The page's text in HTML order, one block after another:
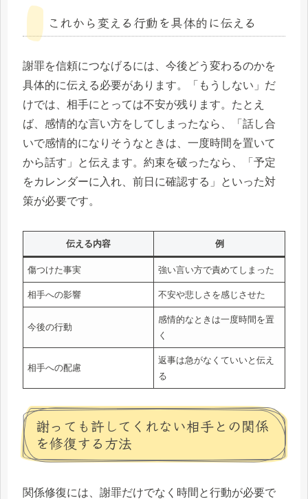
これから変える行動を具体的に伝える
謝罪を信頼につなげるには、今後どう変わるのかを
具体的に伝える必要があります。「もうしない」だ
けでは、相手にとっては不安が残ります。たとえ
ば、感情的な言い方をしてしまったなら、「話し合
いで感情的になりそうなときは、一度時間を置いて
から話す」と伝えます。約束を破ったなら、「予定
をカレンダーに入れ、前日に確認する」といった対
策が必要です。
伝える内容 例
傷つけた事実 強い言い方で責めてしまった
相手への影響 不安や悲しさを感じさせた
今後の行動
感情的なときは一度時間を置
く
相手への配慮
返事は急がなくていいと伝え
る
謝っても許してくれない相手との関係
を修復する方法
関係修復には、謝罪だけでなく時間と行動が必要で